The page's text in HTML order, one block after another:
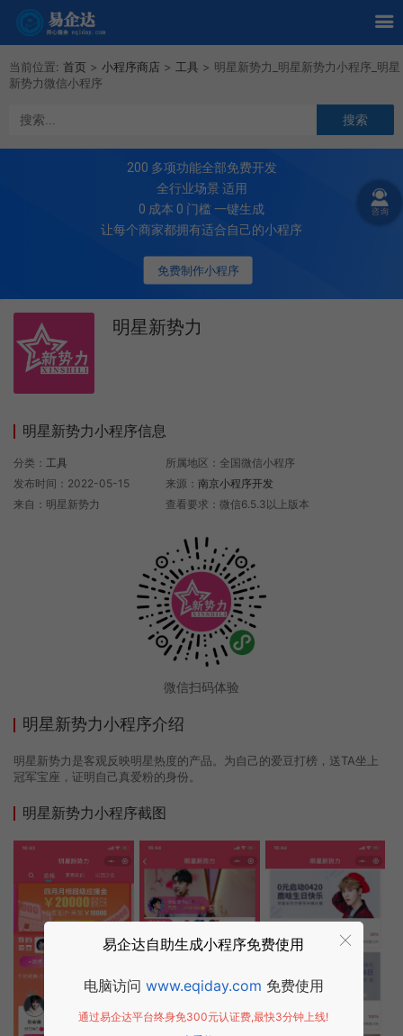
当前位置: 首页 > 小程序商店 > 工具 > 明星新势力_明星新势力小程序_明星
新势力微信小程序
免费制作小程序
200 多项功能全部免费开发
全行业场景 适用
0 成本 0 门槛 一键生成
让每个商家都拥有适合自己的小程序
明星新势力
明星新势力小程序信息
分类： 工具
发布时间：2022-05-15
来自：明星新势力
所属地区：全国微信小程序
来源： 南京小程序开发
查看要求：微信6.5.3以上版本
微信扫码体验
明星新势力小程序介绍
明星新势力是客观反映明星热度的产品。为自己的爱豆打榜，送TA坐上
冠军宝座，证明自己真爱粉的身份。
明星新势力小程序截图
易企达自助生成小程序免费使用
电脑访问 www.eqiday.com 免费使用
通过易企达平台终身免300元认证费,最快3分钟上线!